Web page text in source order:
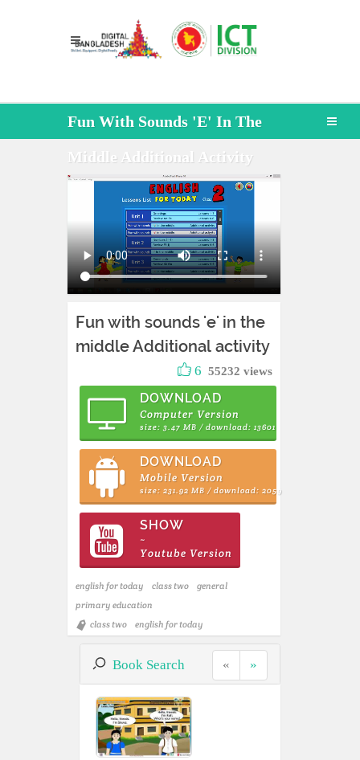
Fun With Sounds 'e' In The
Middle Additional Activity
Fun with sounds 'e' in the
middle Additional activity
6 55232 views
DOWNLOAD
Computer Version
size: 3.47 MB / download: 13601
DOWNLOAD
Mobile Version
size: 231.92 MB / download: 2059
SHOW
~
Youtube Version
english for today class two
general
primary education
class two
english for today
Book Search « »